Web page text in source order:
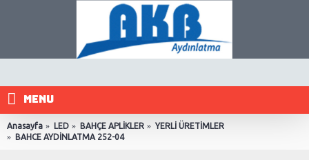
MENU
Anasayfa LED BAHÇE APLİKLER
YERLİ ÜRETİMLER
BAHCE AYDİNLATMA 252-04